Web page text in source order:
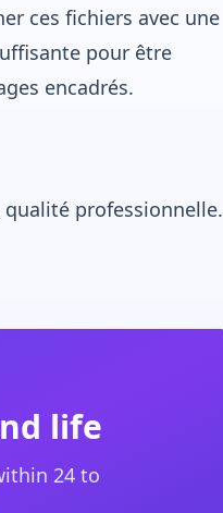
ces fichiers avec une
pour être
encadrés.
professionnelle.
life
24 to